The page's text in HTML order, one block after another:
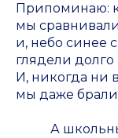
Припоминаю:
мы
и, небо синее
глядели
И, никогда ни
мы даже брали
А школьный